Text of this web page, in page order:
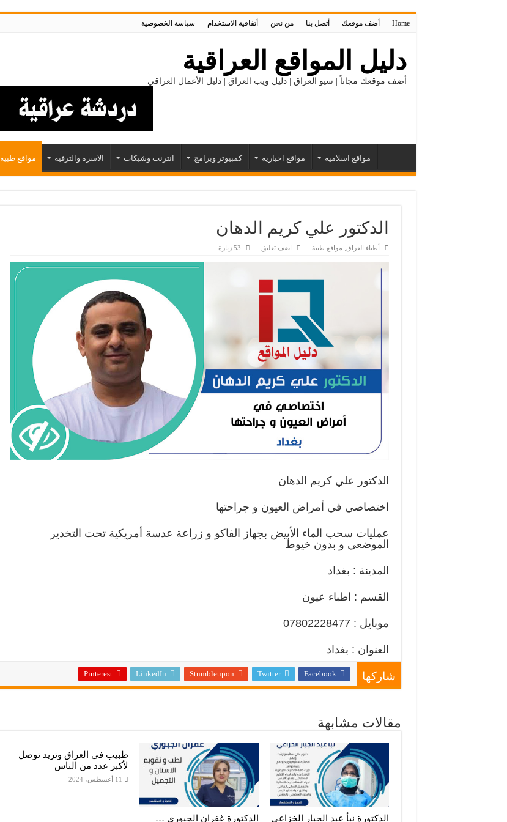
Home أضف موقعك أتصل بنا من نحن أتفاقية الاستخدام سياسة الخصوصية
دليل المواقع العراقية
أضف موقعك مجاناً | سيو العراق | دليل ويب العراق | دليل الأعمال العراقي
مواقع اسلامية مواقع اخبارية كمبيوتر وبرامج انترنت وشبكات الاسرة والترفيه مواقع طبية
الدكتور علي كريم الدهان
أطباء العراق مواقع طبية اضف تعليق 53 زيارة
الدكتور علي كريم الدهان
اختصاصي في أمراض العيون و جراحتها
عمليات سحب الماء الأبيض بجهاز الفاكو و زراعة عدسة أمريكية تحت التخدير
الموضعي و بدون خيوط
المدينة : بغداد
القسم : اطباء عيون
موبايل : 07802228477
العنوان : بغداد
شاركها Facebook
Twitter
Stumbleupon
LinkedIn
Pinterest
مقالات مشابهة
الدكتورة نبأ عبد الجبار الخزاعي
الدكتورة غفران الجبوري …
طبيب في العراق وتريد توصل
لأكبر عدد من الناس
11 أغسطس، 2024